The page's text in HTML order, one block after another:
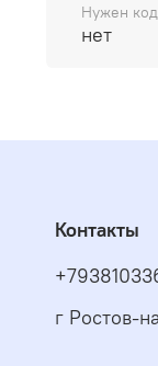
Нужен
нет
Контакты
г Ростов-